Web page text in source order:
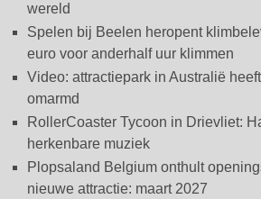
wereld
Spelen bij Beelen heropent
euro voor anderhalf uur klimmen
Video: attractiepark in Australië
omarmd
RollerCoaster Tycoon in Drievliet:
herkenbare muziek
Plopsaland Belgium onthult
nieuwe attractie: maart 2027